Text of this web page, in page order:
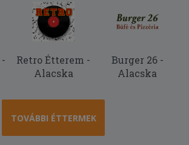
Retro Étterem -
Alacska
Burger 26 -
Alacska
TOVÁBBI ÉTTERMEK